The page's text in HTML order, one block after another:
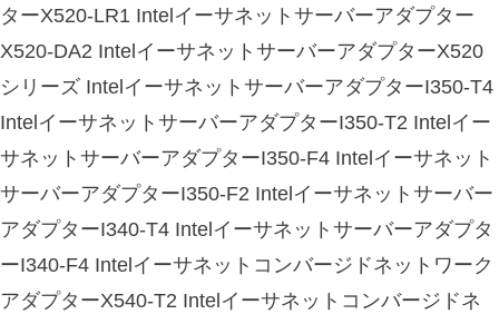
ターX520-LR1 Intelイーサネットサーバーアダプター
X520-DA2 IntelイーサネットサーバーアダプターX520
シリーズ IntelイーサネットサーバーアダプターI350-T4
IntelイーサネットサーバーアダプターI350-T2 Intelイー
サネットサーバーアダプターI350-F4 Intelイーサネット
サーバーアダプターI350-F2 Intelイーサネットサーバー
アダプターI340-T4 Intelイーサネットサーバーアダプタ
ーI340-F4 Intelイーサネットコンバージドネットワーク
アダプターX540-T2 Intelイーサネットコンバージドネ